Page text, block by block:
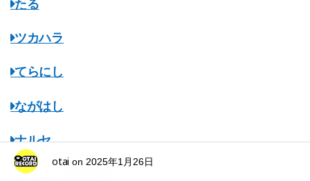
たる
ツカハラ
てらにし
ながはし
ナルセ
マスコミ掲載情報
otai on 2025年1月26日